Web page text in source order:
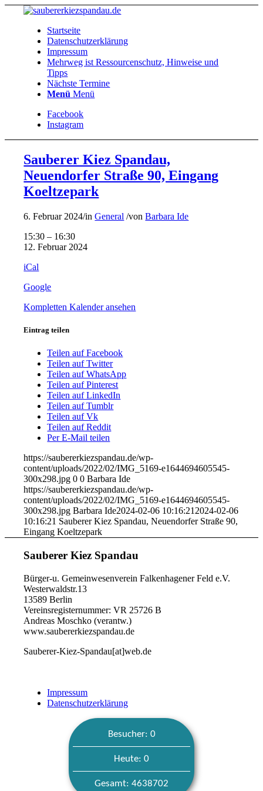
Startseite
Datenschutzerklärung
Impressum
Mehrweg ist Ressourcenschutz, Hinweise und
Tipps
Nächste Termine
Menü Menü
Facebook
Instagram
Sauberer Kiez Spandau,
Neuendorfer Straße 90, Eingang
Koeltzepark
6. Februar 2024/inGeneral /vonBarbara Ide
Sauberer
Kiez
Neuendorfer
90,
Koeltzepark
15:30 – 16:30
12. Februar 2024
iCal
Google
Kompletten Kalender ansehen
Eintrag teilen
Teilen auf Facebook
Teilen auf Twitter
Teilen auf WhatsApp
Teilen auf Pinterest
Teilen auf LinkedIn
Teilen auf Tumblr
Teilen auf Vk
Teilen auf Reddit
Per E-Mail teilen
https://saubererkiezspandau.de/wp-
content/uploads/2022/02/IMG_5169-e1644694605545-
300x298.jpg 0 0 Barbara Ide
https://saubererkiezspandau.de/wp-
content/uploads/2022/02/IMG_5169-e1644694605545-
300x298.jpg Barbara Ide2024-02-06 10:16:21 2024-02-06
10:16:21 Sauberer Kiez Spandau, Neuendorfer Straße 90,
Eingang Koeltzepark
Sauberer Kiez Spandau
Bürger-u. Gemeinwesenverein Falkenhagener Feld e.V.
Westerwaldstr.13
13589 Berlin
Vereinsregisternummer: VR 25726 B
Andreas Moschko (verantw.)
www.saubererkiezspandau.de
Sauberer-Kiez-Spandau[at]web.de
Impressum
Datenschutzerklärung
Besucher: 0
Heute: 0
Gesamt: 4638702